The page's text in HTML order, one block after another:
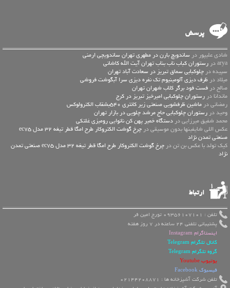
پرسش
شادی علیپور در ساندویچ بارن در مطهری تهران ساندویچی ارمنی
arya در
رستوران کباب ناب بناب تهران آیت الله کاشانی
سپیده در چلوکبابی سماق تبریز در سعادت آباد تهران
میلاد در ظرف دیزی آلومینیوم تک نفره دیزی سرا آبگوشت فروشی
صالح در فست فود برگر کلاب شهران تهران
ماندانا در رستوران چلوکبابی امیرخیز تبریز در کرج
رمضانی در ماشین ظرفشویی صنعتی زیر کانتری 540بشقاب الکترولوکس
وحید در رستوران چلوکبابی حاج مرشد چلویی در بازار تهران
محمد شفیق میرزایی در دستگاه خمیر پهن کن نانوایی رومیزی غلتکی
عكس اللي شايفينها بدون موسيقى در
چرخ گوشت الکتروکار طرح امگا قطر تیغه 32 مدل ec75
صنعتی تمدن نژاد
کیک تولد با عکس بن تن در
چرخ گوشت الکتروکار طرح امگا قطر تیغه 32 مدل ec75 صنعتی تمدن
نژاد
ارتباط
تلفن : 09356107101 تورج امین فر
پشتیبانی تلفنی 24 ساعته در 7 روز هفته
اینستاگرام Instagram
کانال تلگرام Telegram
گروه تلگرام Telegram
یوتیوب Youtube
فیسبوک Facebook
تلفن شرکت آشپزخانه ها : 02144208871